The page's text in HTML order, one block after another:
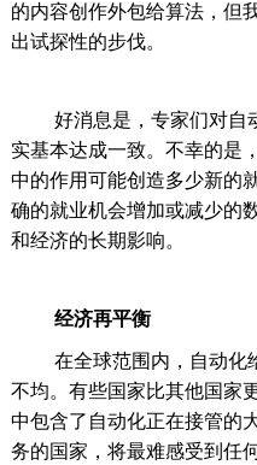
的内容创作外包给算法，但
出试探性的步伐。
好消息是，专家们对自
实基本达成一致。不幸的是
中的作用可能创造多少新的
确的就业机会增加或减少的
和经济的长期影响。
经济再平衡
在全球范围内，自动化
不均。有些国家比其他国家
中包含了自动化正在接管的
务的国家，将最难感受到任